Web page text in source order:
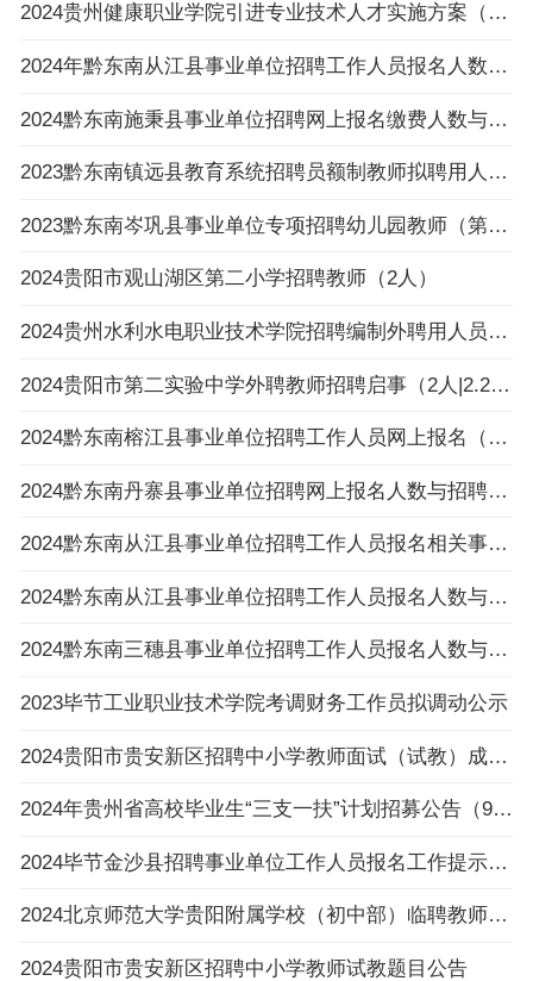
2024贵州健康职业学院引进专业技术人才实施方案（16名|3.25-3.27报名）
2024年黔东南从江县事业单位招聘工作人员报名人数与招聘岗位计划人数达不到3：1比例岗位（
2024黔东南施秉县事业单位招聘网上报名缴费人数与招聘计划数不足3:1比例岗位一览表（截止
2023黔东南镇远县教育系统招聘员额制教师拟聘用人员公示（第八批）
2023黔东南岑巩县事业单位专项招聘幼儿园教师（第一批）拟聘用人员公示
2024贵阳市观山湖区第二小学招聘教师（2人）
2024贵州水利水电职业技术学院招聘编制外聘用人员面试名单公告
2024贵阳市第二实验中学外聘教师招聘启事（2人|2.26-3.4报名）
2024黔东南榕江县事业单位招聘工作人员网上报名（以缴费为准）不足3:1比例岗位一览表（截止
2024黔东南丹寨县事业单位招聘网上报名人数与招聘岗位计划人数达不到3:1比例岗位公示
2024黔东南从江县事业单位招聘工作人员报名相关事项温馨提示
2024黔东南从江县事业单位招聘工作人员报名人数与招聘岗位计划人数达不到3：1比例岗位（以
2024黔东南三穗县事业单位招聘工作人员报名人数与招聘岗位计划人数达不到3:1比例的岗位公布
2023毕节工业职业技术学院考调财务工作员拟调动公示
2024贵阳市贵安新区招聘中小学教师面试（试教）成绩、总成绩及进入体检人员名单及体检相关
2024年贵州省高校毕业生“三支一扶”计划招募公告（992人|3.6-3.8报名|3.30笔试）
2024毕节金沙县招聘事业单位工作人员报名工作提示的公告
2024北京师范大学贵阳附属学校（初中部）临聘教师招聘公告（4人|2.23-2.29报名）
2024贵阳市贵安新区招聘中小学教师试教题目公告